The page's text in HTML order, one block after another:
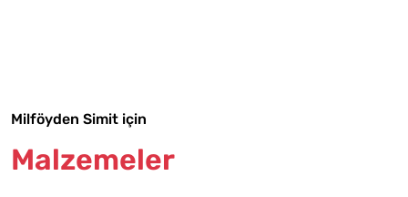
Milföyden Simit için
Malzemeler